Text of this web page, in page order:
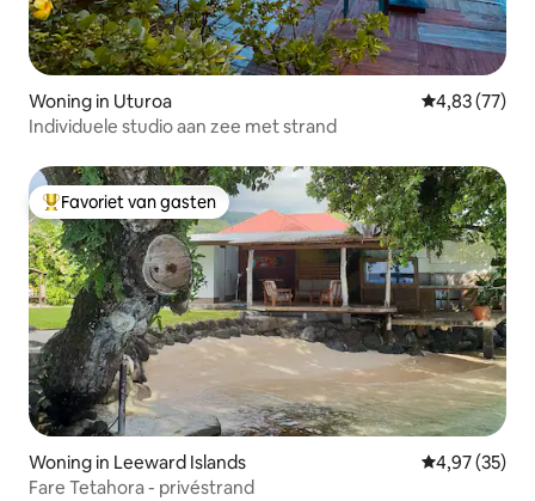
Woning in Uturoa Gemiddelde
4,83 (77)
Individuele studio aan zee met strand
Topfavoriet van gasten
Favoriet van gasten
Woning in Leeward Islands Gemiddelde
4,97 (35)
Fare Tetahora - privéstrand